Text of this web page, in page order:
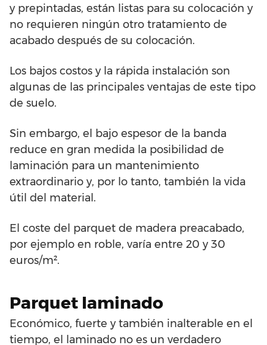
y prepintadas, están listas para su colocación y
no requieren ningún otro tratamiento de
acabado después de su colocación.
Los bajos costos y la rápida instalación son
algunas de las principales ventajas de este tipo
de suelo.
Sin embargo, el bajo espesor de la banda
reduce en gran medida la posibilidad de
laminación para un mantenimiento
extraordinario y, por lo tanto, también la vida
útil del material.
El coste del parquet de madera preacabado,
por ejemplo en roble, varía entre 20 y 30
euros/m².
Parquet laminado
Económico, fuerte y también inalterable en el
tiempo, el laminado no es un verdadero